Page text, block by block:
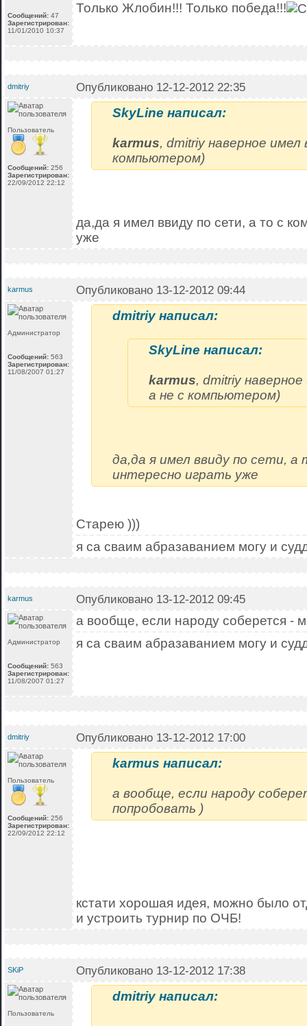
Сообщений: 47
Зарегистрирован:
11/01/2010 10:37
Только Жлобин!!! Только победа!!!
dmitriy Опубликовано 12-12-2012 22:35
Пользователь
Сообщений: 256
Зарегистрирован:
22/09/2012 22:12
SkyLine написал:
karmus, dmitriy наверное имел
компьютером)
да,да я имел ввиду по сети, а то с
уже
karmus Опубликовано 13-12-2012 09:44
Администратор
Сообщений: 563
Зарегистрирован:
11/08/2007 01:27
dmitriy написал:
SkyLine написал:
karmus, dmitriy
а не с компьютером)
да,да я имел ввиду по сети,
интересно играть уже
Старею )))
я са сваим абразаванием могу и
karmus Опубликовано 13-12-2012 09:45
Администратор
Сообщений: 563
Зарегистрирован:
11/08/2007 01:27
а вообще, если народу соберется -
я са сваим абразаванием могу и
dmitriy Опубликовано 13-12-2012 17:00
Пользователь
Сообщений: 256
Зарегистрирован:
22/09/2012 22:12
karmus написал:
а вообще, если народу
попробовать )
кстати хорошая идея, можно было
и устроить турнир по ОЧБ!
SKiP Опубликовано 13-12-2012 17:38
Пользователь
dmitriy написал: